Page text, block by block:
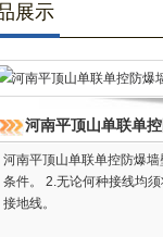
展示
河南平顶山单联单
河南平顶山单联单控防爆
条件。 2.无论何种接线均
接地线。